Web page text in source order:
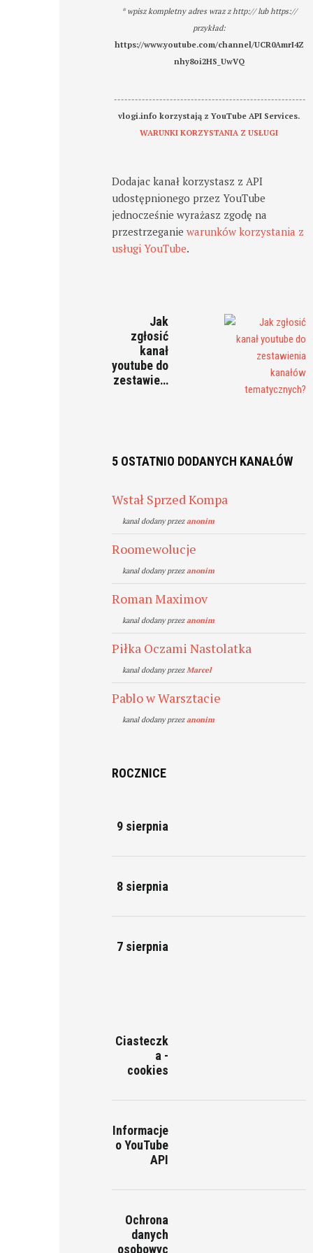
* wpisz kompletny adres wraz z http:// lub https://
przykład:
https://www.youtube.com/channel/UCR0AmrI4Z
nhy8oi2HS_UwVQ
-------------------------------------------------------
vlogi.info korzystają z YouTube API Services.
WARUNKI KORZYSTANIA Z USŁUGI
Dodajac kanał korzystasz z API
udostępnionego przez YouTube
jednocześnie wyrażasz zgodę na
przestrzeganiewarunków korzystania z
usługi YouTube.
Jak
zgłosić
kanał
youtube do
zestawie…
5 OSTATNIO DODANYCH KANAŁÓW
Wstał Sprzed Kompa
kanal dodany przezanonim
Roomewolucje
kanal dodany przezanonim
Roman Maximov
kanal dodany przezanonim
Piłka Oczami Nastolatka
kanal dodany przezMarcel
Pablo w Warsztacie
kanal dodany przezanonim
ROCZNICE
9 sierpnia
8 sierpnia
7 sierpnia
Ciasteczk
a -
cookies
Informacje
o YouTube
API
Ochrona
danych
osobowyc